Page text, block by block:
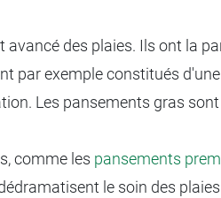
des plaies. Ils ont la
par exemple constitués
Les pansements gras
comme les pansements
le soin des